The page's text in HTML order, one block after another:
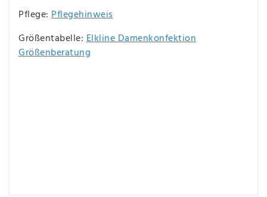
Pflege: Pflegehinweis
Größentabelle:Elkline Damenkonfektion
Größenberatung